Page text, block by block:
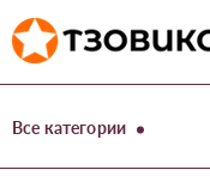
Все категории